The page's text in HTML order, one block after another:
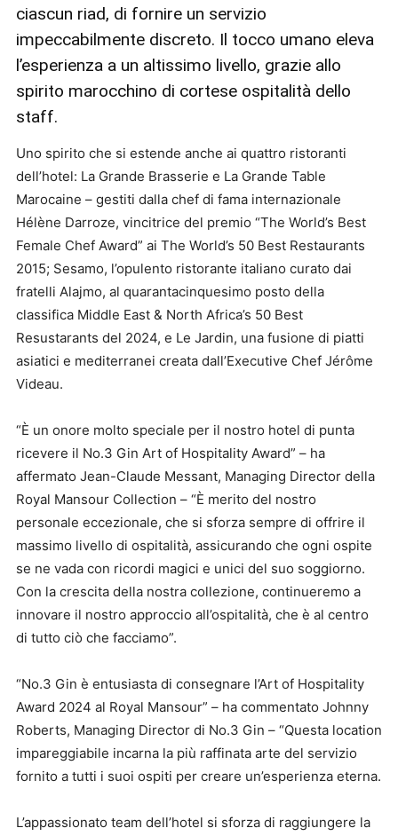
ciascun riad, di fornire un servizio
impeccabilmente discreto. Il tocco umano eleva
l’esperienza a un altissimo livello, grazie allo
spirito marocchino di cortese ospitalità dello
staff.
Uno spirito che si estende anche ai quattro ristoranti
dell’hotel: La Grande Brasserie e La Grande Table
Marocaine – gestiti dalla chef di fama internazionale
Hélène Darroze, vincitrice del premio “The World’s Best
Female Chef Award” ai The World’s 50 Best Restaurants
2015; Sesamo, l’opulento ristorante italiano curato dai
fratelli Alajmo, al quarantacinquesimo posto della
classifica Middle East & North Africa’s 50 Best
Resustarants del 2024, e Le Jardin, una fusione di piatti
asiatici e mediterranei creata dall’Executive Chef Jérôme
Videau.
“È un onore molto speciale per il nostro hotel di punta
ricevere il No.3 Gin Art of Hospitality Award” – ha
affermato Jean-Claude Messant, Managing Director della
Royal Mansour Collection – “È merito del nostro
personale eccezionale, che si sforza sempre di offrire il
massimo livello di ospitalità, assicurando che ogni ospite
se ne vada con ricordi magici e unici del suo soggiorno.
Con la crescita della nostra collezione, continueremo a
innovare il nostro approccio all’ospitalità, che è al centro
di tutto ciò che facciamo”.
“No.3 Gin è entusiasta di consegnare l’Art of Hospitality
Award 2024 al Royal Mansour” – ha commentato Johnny
Roberts, Managing Director di No.3 Gin – “Questa location
impareggiabile incarna la più raffinata arte del servizio
fornito a tutti i suoi ospiti per creare un’esperienza eterna.
L’appassionato team dell’hotel si sforza di raggiungere la